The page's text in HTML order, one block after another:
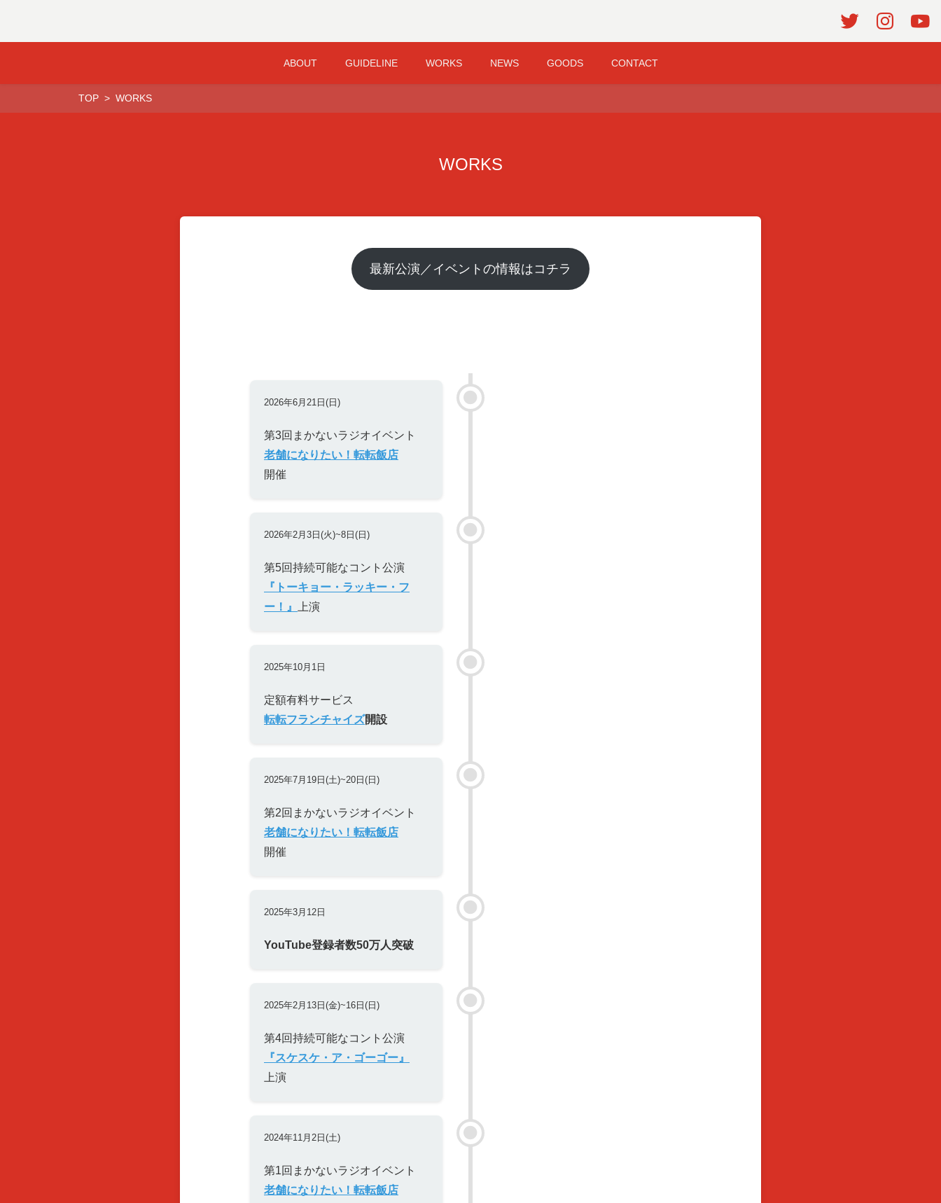
ABOUT GUIDELINE WORKS NEWS GOODS CONTACT
TOP WORKS
WORKS
最新公演／イベントの情報はコチラ
2026年6月21日(日)
第3回まかないラジオイベント
老舗になりたい！転転飯店
開催
2026年2月3日(火)~8日(日)
第5回持続可能なコント公演
『トーキョー・ラッキー・フ
ー！』
上演
2025年10月1日
定額有料サービス
転転フランチャイズ開設
2025年7月19日(土)~20日(日)
第2回まかないラジオイベント
老舗になりたい！転転飯店
開催
2025年3月12日
YouTube登録者数50万人突破
2025年2月13日(金)~16日(日)
第4回持続可能なコント公演
『スケスケ・ア・ゴーゴー』
上演
2024年11月2日(土)
第1回まかないラジオイベント
老舗になりたい！転転飯店